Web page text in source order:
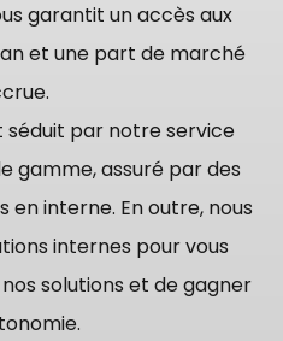
garantit un accès aux
et une part de marché
séduit par notre service
gamme, assuré par des
en interne. En outre, nous
internes pour vous
solutions et de gagner